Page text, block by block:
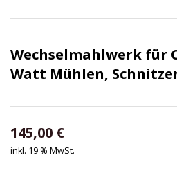
Wechselmahlwerk für
Watt Mühlen,
145,00 €
inkl. 19 % MwSt.